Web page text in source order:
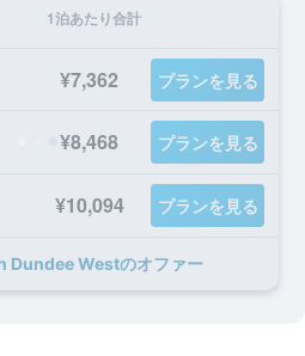
1泊あたり合計
¥7,362 プランを見る
¥8,468 プランを見る
¥10,094 プランを見る
Dundee Westのオファー